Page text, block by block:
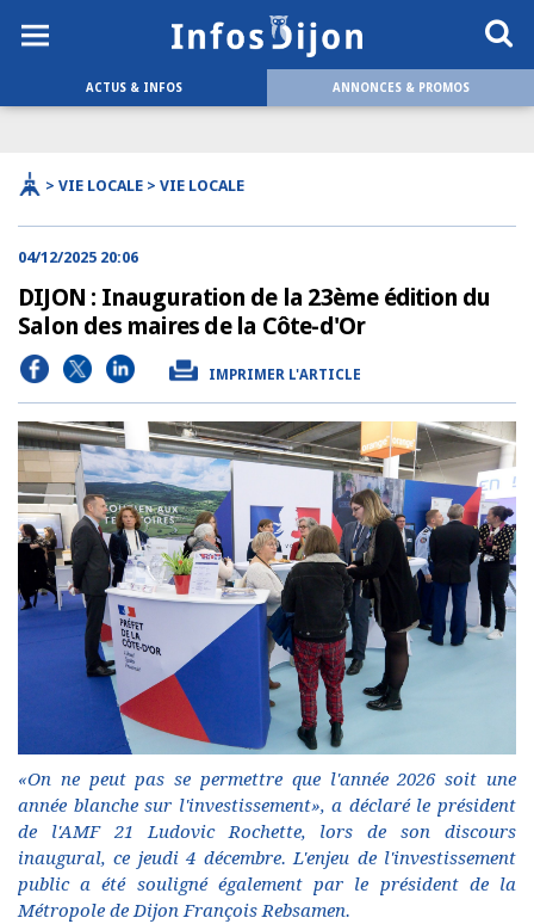
ACTUS & INFOS ANNONCES & PROMOS
> VIE LOCALE > VIE LOCALE
04/12/2025 20:06
DIJON : Inauguration de la 23ème édition du
Salon des maires de la Côte-d'Or
IMPRIMER L'ARTICLE
«On ne peut pas se permettre que l'année 2026 soit une
année blanche sur l'investissement», a déclaré le président
de l'AMF 21 Ludovic Rochette, lors de son discours
inaugural, ce jeudi 4 décembre. L'enjeu de l'investissement
public a été souligné également par le président de la
Métropole de Dijon François Rebsamen.